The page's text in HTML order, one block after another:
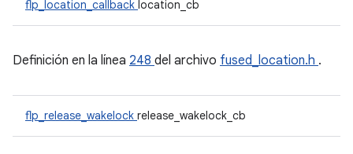
flp_location_callback location_cb
Definición en la línea 248 del archivo fused_location.h .
flp_release_wakelock release_wakelock_cb